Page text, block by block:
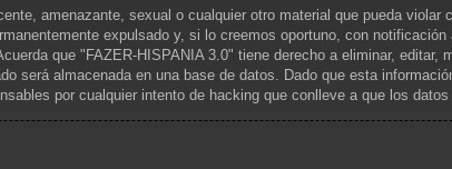
amenazante, sexual o cualquier otro material que pueda
expulsado y, si lo creemos oportuno, con
que "FAZER-HISPANIA 3.0" tiene derecho a eliminar, editar,
será almacenada en una base de datos. Dado que esta
por cualquier intento de hacking que conlleve a que los datos